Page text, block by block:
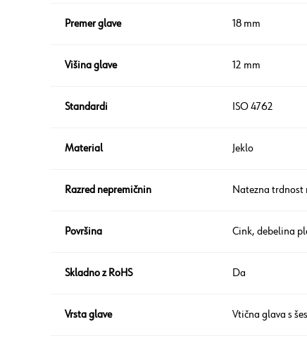
Premer glave 18 mm
Višina glave 12 mm
Standardi ISO 4762
Material Jeklo
Razred nepremičnin Natezna trdnost
Površina Cink, debelina
Skladno z RoHS Da
Vrsta glave Vtična glava s